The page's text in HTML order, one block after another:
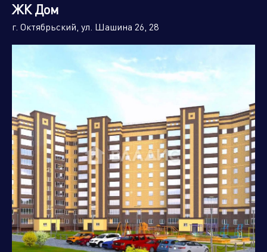
ЖК Дом
г. Октябрьский, ул. Шашина 26, 28